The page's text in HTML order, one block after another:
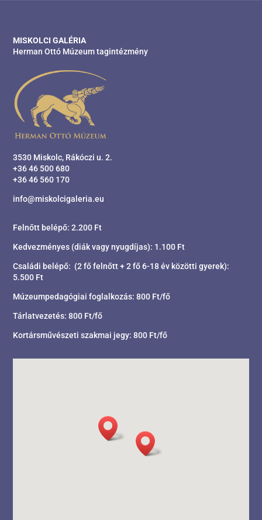
MISKOLCI GALÉRIA
Herman Ottó Múzeum tagintézmény
3530 Miskolc, Rákóczi u. 2.
+36 46 500 680
+36 46 560 170
info@miskolcigaleria.eu
Felnőtt belépő: 2.200 Ft
Kedvezményes (diák vagy nyugdíjas): 1.100 Ft
Családi belépő: (2 fő felnőtt + 2 fő 6-18 év közötti gyerek):
5.500 Ft
Múzeumpedagógiai foglalkozás: 800 Ft/fő
Tárlatvezetés: 800 Ft/fő
Kortársművészeti szakmai jegy: 800 Ft/fő